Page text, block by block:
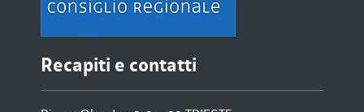
Recapiti e contatti